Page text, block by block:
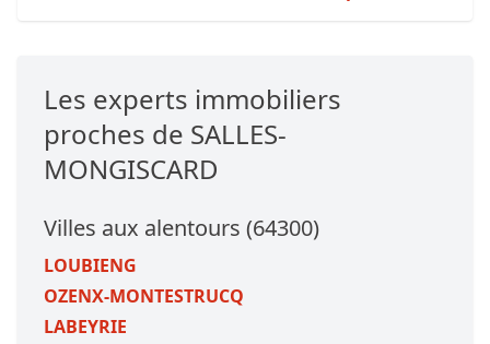
Les experts immobiliers
proches de SALLES-
MONGISCARD
Villes aux alentours (64300)
LOUBIENG
OZENX-MONTESTRUCQ
LABEYRIE